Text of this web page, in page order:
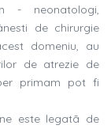
- neonatologi,
de chirurgie
domeniu, au
de atrezie de
primam pot fi
este legatã de